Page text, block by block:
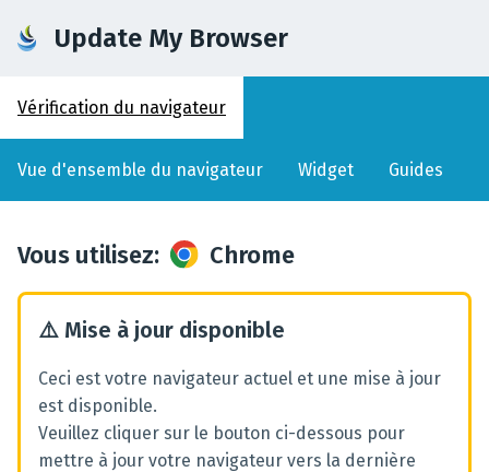
Update My Browser
Vérification du navigateur
Vue d'ensemble du navigateur Widget Guides
Vous utilisez: Chrome
⚠️ Mise à jour disponible
Ceci est votre navigateur actuel et une mise à jour
est disponible.
Veuillez cliquer sur le bouton ci-dessous pour
mettre à jour votre navigateur vers la dernière